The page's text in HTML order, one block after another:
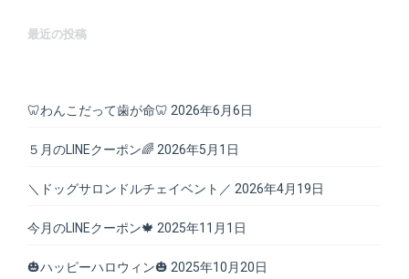
最近の投稿
🦷わんこだって歯が命🦷 2026年6月6日
５月のLINEクーポン🌈 2026年5月1日
＼ドッグサロンドルチェイベント／ 2026年4月19日
今月のLINEクーポン🍁 2025年11月1日
🎃ハッピーハロウィン🎃 2025年10月20日